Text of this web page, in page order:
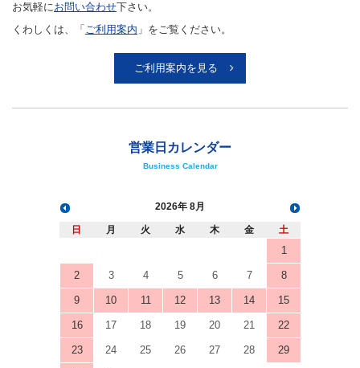
お気軽にお問い合わせ下さい。
くわしくは、「 ご利用案内 」をご覧ください。
ご利用案内を見る
営業日カレンダー
Business Calendar
2026 8月
日 月 火 水 木 金 土
1
2 3 4 5 6 7 8
9 10 11 12 13 14 15
16 17 18 19 20 21 22
23 24 25 26 27 28 29